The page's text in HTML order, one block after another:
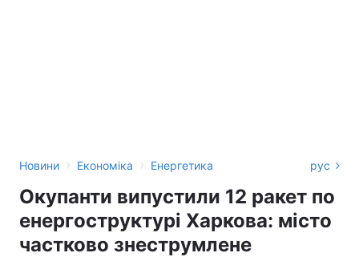
Новини › Економіка › Енергетика рус
Окупанти випустили 12 ракет по
енергоструктурі Харкова: місто
частково знеструмлене